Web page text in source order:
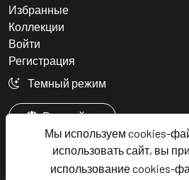
Мы используем cookies-
использовать сайт, вы
использование cookies-
Избранные
Коллекции
Войти
Регистрация
Темный режим
Русский